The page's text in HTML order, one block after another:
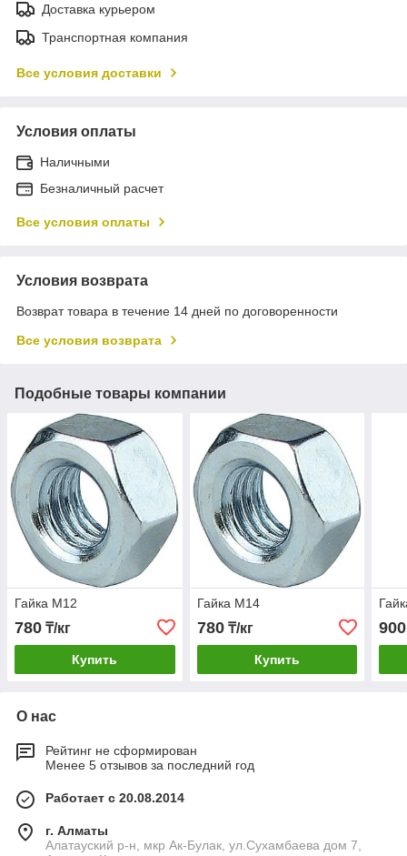
Доставка курьером
Транспортная компания
Все условия доставки
Условия оплаты
Наличными
Безналичный расчет
Все условия оплаты
Условия возврата
Возврат товара в течение 14 дней по договоренности
Все условия возврата
Подобные товары компании
Гайка М12
780 ₸/кг
Купить
Гайка М14
780₸/кг
Купить
900
О нас
Рейтинг не сформирован
Менее 5 отзывов за последний год
Работает с 20.08.2014
г. Алматы
Алатауский р-н, мкр Ак-Булак, ул.Cухамбаева дом 7,